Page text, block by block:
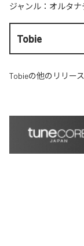
ジャンル： オルタナ
Tobie
Tobieの他のリリース